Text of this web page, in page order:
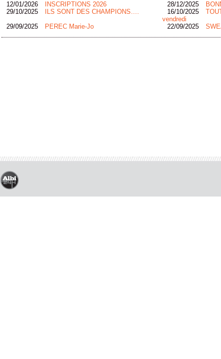
12/01/2026 INSCRIPTIONS 2026 28/12/2025
29/10/2025
ILS SONT DES CHAMPIONS…. 16/10/2025
vendredi
29/09/2025
PEREC Marie-Jo 22/09/2025